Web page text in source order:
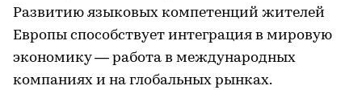
Развитию языковых компетенций жителей
Европы способствует интеграция в мировую
экономику — работа в международных
компаниях и на глобальных рынках.